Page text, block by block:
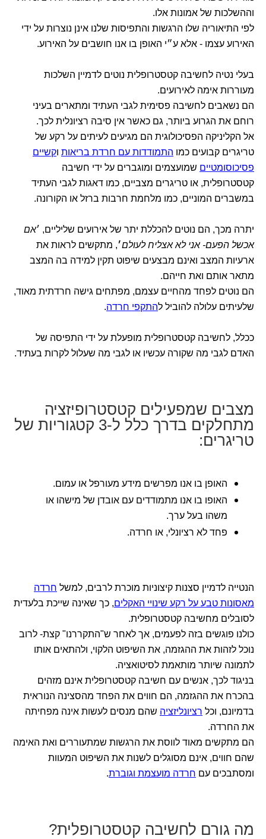
וההשלכות של אמונות אלו.
לפי התיאוריה שלו הרגשות והתפיסות שלנו אינן נוצרות על ידי
האירוע עצמו - אלא ע״י האופן בו אנו חושבים על האירוע.
בעלי נטיה לחשיבה קטסטרופלית נוטים לדמיין השלכות
מעוררות אימה לאירועים.
הם נשאבים לחשיבה פסימית לגבי העתיד ומתארים בעיני
רוחם את הגרוע ביותר, גם כאשר אין סיבה רציונלית לכך.
אל הקליניקה הפסיכולוגית הם מגיעים לעיתים על רקע של
טריגרים קבועים כמו התמודדות עם חרדת בריאות וקשיים
פסיכוסומטיים שמועצמים ומוגברים על ידי חשיבה
קטסטרופלית, או טריגרים מצביים, כמו דאגות לגבי העתיד
במשברים המוניים, כמו מלחמת חרבות ברזל או הקורונה.
יתרה מכך, הם נוטים להכללת יתר של אירועים שליליים, ׳אם
אכשל הפעם- אני לא אצליח לעולם׳, מתקשים לראות את
ארעיות המצב ואינם מבצעים שיפוט תקין למידה בה המצב
מתאר אותם ואת חייהם.
הם נוטים לפחד מהחיים עצמם, מפתחים גישה חרדתית מאוד,
שלעיתים עלולה להוביל להתקפי חרדה.
ככלל, לחשיבה קטסטרופלית מופעלת על ידי התפיסה של
האדם לגבי מה שקורה עכשיו או לגבי מה שעלול לקרות בעתיד.
מצבים שמפעילים קטסטרופיזציה
מתחלקים בדרך כלל ל-3 קטגוריות של
טריגרים:
האופן בו אנו מפרשים מידע מעורפל או עמום.
האופו בו אנו מתמודדים עם אובדן של מישהו או
משהו בעל ערך.
פחד לא רציונלי, או חרדה.
הנטייה לדמיין סצנות קיצוניות מוכרת לרבים, למשל חרדה
מאסונות טבע על רקע שינויי האקלים, כך שאינה שייכת בלעדית
לסובלים מחשיבה קטסטרופלית.
כולנו פוגשים בזה לפעמים, אך לאחר ש"התקררנו" קצת- לרוב
נוכל לזהות את ההגזמה, את השיפוט הלקוי, ולהתאים אותו
לתמונה שיותר מותאמת לסיטואציה.
בניגוד לכך, אנשים עם חשיבה קטסטרופלית אינם מזהים
בהכרח את ההגזמה, הם חווים את הפחד מהסצינה הנוראית
בדמיונם, וכל רציונליזציה שהם מנסים לעשות אינה מפחיתה
את החרדה.
הם מתקשים מאוד לווסת את הרגשות שמתעוררים ואת האימה
שהם חווים, אינם מסוגלים לשנות את השיפוט המעוות
ומסתבכים עם חרדה מועצמת וגוברת.
מה גורם לחשיבה קטסטרופלית?